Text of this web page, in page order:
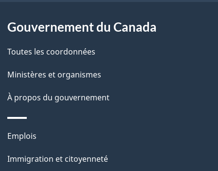
a
g
e
a
t
i
n
s
u
r
c
Gouvernement du Canada
Toutes les coordonnées
Ministères et organismes
À propos du gouvernement
Thèmes
sujets
Emplois
Immigration et citoyenneté